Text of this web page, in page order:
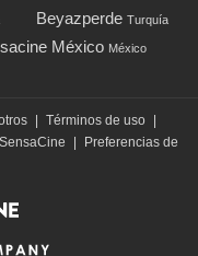
Beyazperde Turquía
México México
Términos de uso
Preferencias de